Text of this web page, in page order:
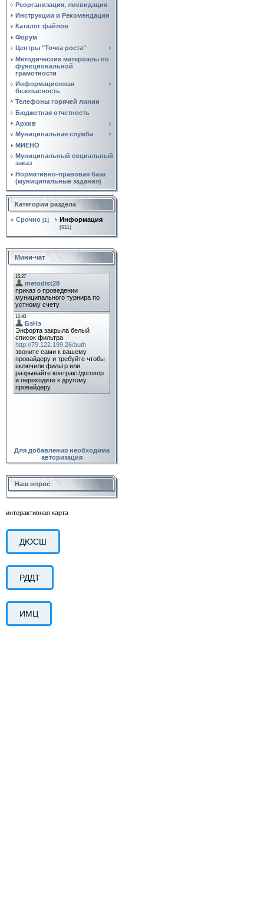
Реорганизация, ликвидация
Инструкции и Рекомендации
Каталог файлов
Форум
Центры "Точка роста"
Методические материалы по
функциональной
грамотности
Информационная
безопасность
Телефоны горячей линии
Бюджетная отчетность
Архив
Муниципальная служба
МИЕНО
Муниципальный социальный
заказ
Нормативно‑правовая база
(муниципальные задания)
Категории раздела
Срочно [1] Информация
[611]
Мини-чат
Для добавления необходима
авторизация
Наш опрос
интерактивная карта
ДЮСШ
РДДТ
ИМЦ